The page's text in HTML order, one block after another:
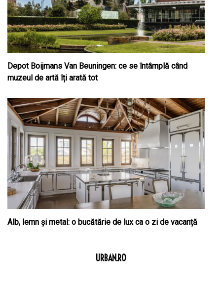
Depot Boijmans Van Beuningen: ce se întâmplă când
muzeul de artă îți arată tot
Alb, lemn și metal: o bucătărie de lux ca o zi de vacanță
URBAN.RO